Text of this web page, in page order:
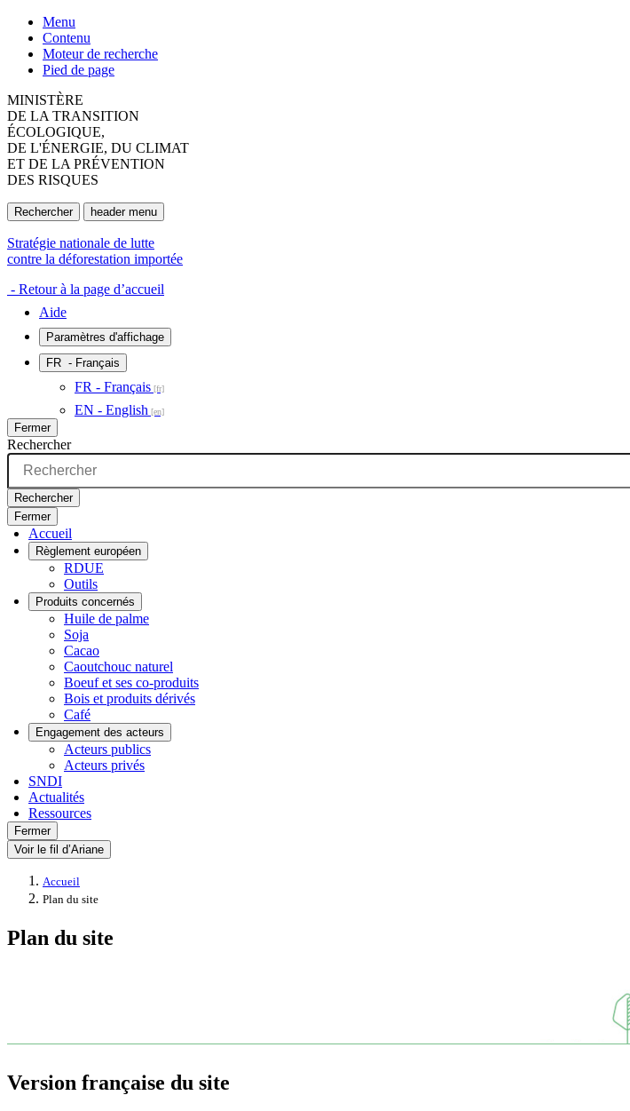
Menu
Contenu
Moteur de recherche
Pied de page
MINISTÈRE
DE LA TRANSITION
ÉCOLOGIQUE,
DE L'ÉNERGIE, DU CLIMAT
ET DE LA PRÉVENTION
DES RISQUES
Rechercher header menu
Stratégie nationale de lutte
contre la déforestation importée
- Retour à la page d’accueil
Aide
Paramètres d'affichage
FR - Français
FR - Français
EN - English
Fermer
Rechercher
Rechercher
Fermer
Accueil
Règlement européen
RDUE
Outils
Produits concernés
Huile de palme
Soja
Cacao
Caoutchouc naturel
Boeuf et ses co-produits
Bois et produits dérivés
Café
Engagement des acteurs
Acteurs publics
Acteurs privés
SNDI
Actualités
Ressources
Fermer
Voir le fil d’Ariane
Accueil
Plan du site
Plan du site
Version française du site